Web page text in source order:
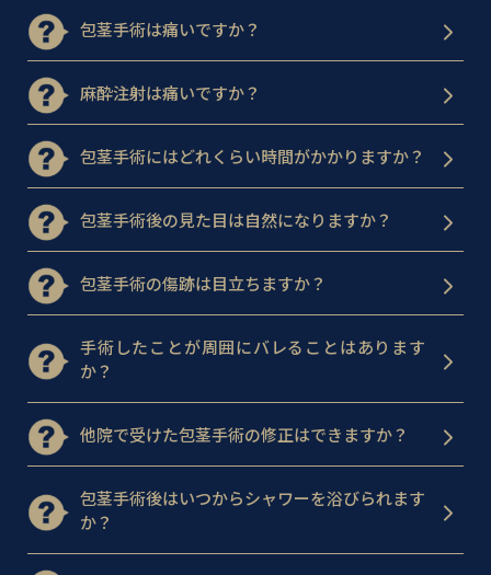
包茎手術は痛いですか？
麻酔注射は痛いですか？
包茎手術にはどれくらい時間がかかりますか？
包茎手術後の見た目は自然になりますか？
包茎手術の傷跡は目立ちますか？
手術したことが周囲にバレることはあります
か？
他院で受けた包茎手術の修正はできますか？
包茎手術後はいつからシャワーを浴びられます
か？